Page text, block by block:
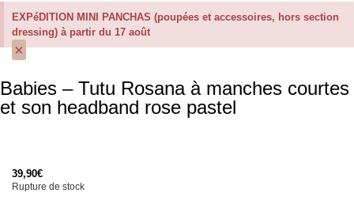
EXPéDITION MINI PANCHAS (poupées et accessoires, hors section
dressing) à partir du 17 août
×
Babies – Tutu Rosana à manches courtes
et son headband rose pastel
39,90€
Rupture de stock